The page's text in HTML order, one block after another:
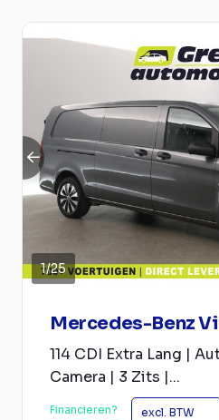
1/25
Mercedes-Benz
114 CDI Extra Lang |
Camera | 3 Zits |...
Financieren? excl. BTW